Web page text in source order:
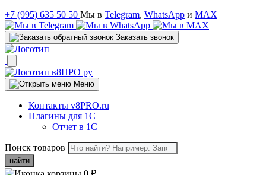
+7 (995) 635 50 50 Мы в Telegram, WhatsApp и MAX
Заказать звонок
Меню
Контакты v8PRO.ru
Плагины для 1С
Отчет в 1С
Поиск товаров
найти